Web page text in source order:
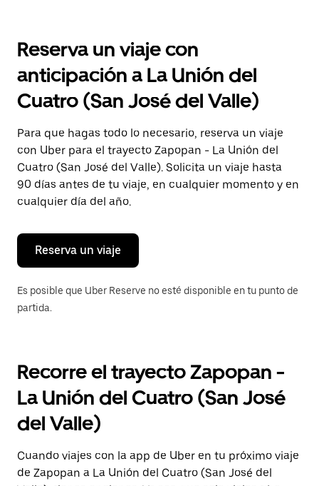
el
y
selecciona
una
Presiona
la
tecla Esc
para
cerrar
el
calendario.
Reserva un viaje con
anticipación a La Unión del
Cuatro (San José del Valle)
Para que hagas todo lo necesario, reserva un viaje
con Uber para el trayecto Zapopan - La Unión del
Cuatro (San José del Valle). Solicita un viaje hasta
90 días antes de tu viaje, en cualquier momento y en
cualquier día del año.
Reserva un viaje
Es posible que Uber Reserve no esté disponible en tu punto de
partida.
Recorre el trayecto Zapopan -
La Unión del Cuatro (San José
del Valle)
Cuando viajes con la app de Uber en tu próximo viaje
de Zapopan a La Unión del Cuatro (San José del